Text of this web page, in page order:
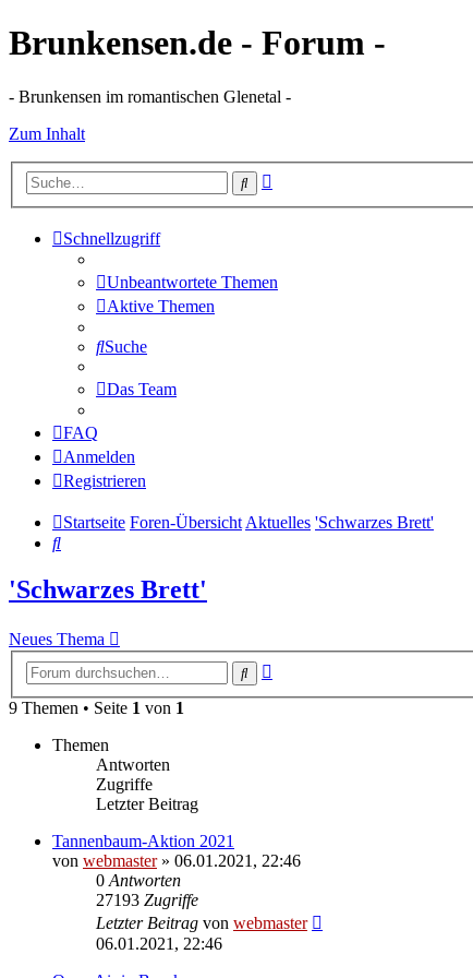
Brunkensen.de - Forum -
- Brunkensen im romantischen Glenetal -
Zum Inhalt
Suche
Schnellzugriff
Unbeantwortete Themen
Aktive Themen
Suche
Das Team
FAQ
Anmelden
Registrieren
Startseite Foren-ÜbersichtAktuelles 'Schwarzes Brett'
Suche
'Schwarzes Brett'
Neues Thema
Suche
9 Themen • Seite 1 von 1
Themen
Antworten
Zugriffe
Letzter Beitrag
Tannenbaum-Aktion 2021
von webmaster» 06.01.2021, 22:46
0 Antworten
27193 Zugriffe
Letzter Beitrag von webmaster
06.01.2021, 22:46